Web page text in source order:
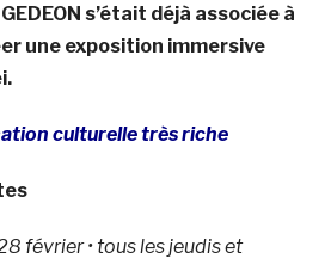
s’était déjà associée à
une exposition immersive
culturelle très riche
février • tous les jeudis et